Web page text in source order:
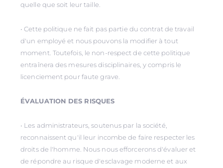
quelle que soit leur taille.
• Cette politique ne fait pas partie du contrat de travail
d'un employé et nous pouvons la modifier à tout
moment. Toutefois, le non-respect de cette politique
entraînera des mesures disciplinaires, y compris le
licenciement pour faute grave.
ÉVALUATION DES RISQUES
• Les administrateurs, soutenus par la société,
reconnaissent qu'il leur incombe de faire respecter les
droits de l'homme. Nous nous efforcerons d'évaluer et
de répondre au risque d'esclavage moderne et aux